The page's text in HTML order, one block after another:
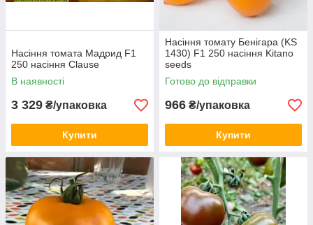
Насіння томата Мадрид F1
250 насіння Clause
В наявності
3 329 ₴/упаковка
Купити
Насіння томату Бенігара (KS
1430) F1 250 насіння Kitano
seeds
Готово до відправки
966 ₴/упаковка
Купити